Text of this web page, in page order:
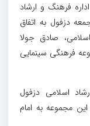
عمومی اداره فرهنگ و ارشاد
دزفول به اتفاق
صادق جولا
فرهنگی سینمایی
اسلامی دزفول
مجموعه به امام